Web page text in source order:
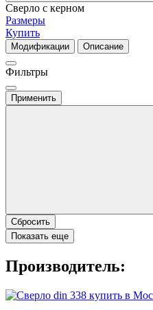
Cверло с керном
Размеры
Купить
Модификации Описание
Фильтры
Применить
Сбросить
Показать еще
Производитель: